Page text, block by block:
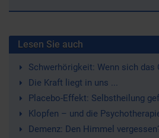
Lesen Sie auch
Schwerhörigkeit: Wenn sich das
Die Kraft liegt in uns ...
Placebo-Effekt: Selbstheilung
Klopfen – und die
Demenz: Den Himmel